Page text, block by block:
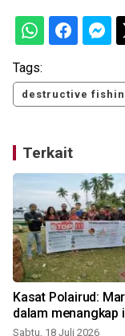
Tags:
destructive
Terkait
Kasat Polairud:
dalam menangkap
Sabtu, 18 Juli 2026